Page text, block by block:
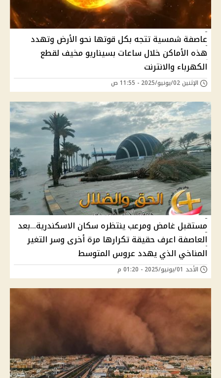
عاصفة شمسية تتجه بكل قوتها نحو الأرض وتهدد
هذه الأماكن خلال ساعات بسيناريو مخيف لقطع
الكهرباء والانترنت
الإثنين 02/يونيو/2025 - 11:55 ص
مستقبل غامض ومرعب ينتظره سكان الاسكندرية…بعد
العاصفة اعرف حقيقة تكرارها مرة أخرى وسر التغير
المناخي الذي يهدد عروس المتوسط
الأحد 01/يونيو/2025 - 01:20 م